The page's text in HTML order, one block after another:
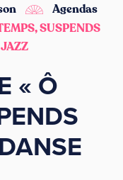
Agendas
SUSPENDS
« Ô